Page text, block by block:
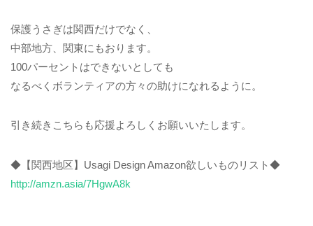
保護うさぎは関西だけでなく、
中部地方、関東にもおります。
100パーセントはできないとしても
なるべくボランティアの方々の助けになれるように。
引き続きこちらも応援よろしくお願いいたします。
◆【関西地区】Usagi Design Amazon欲しいものリスト◆
http://amzn.asia/7HgwA8k